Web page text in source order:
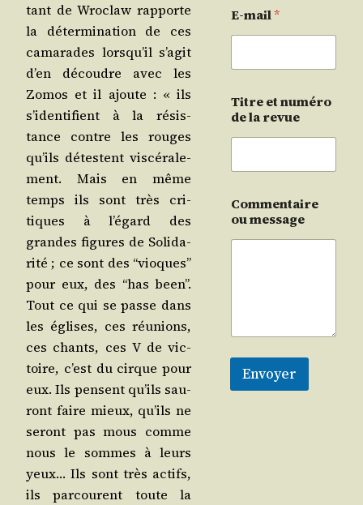
tant de Wro­claw rap­porte
la déter­mi­na­tion de ces
cama­rades lors­qu’il s’a­git
d’en découdre avec les
Zomos et il ajoute : « ils
s’i­den­ti­fient à la résis­
tance contre les rouges
qu’ils détestent vis­cé­ra­le­
ment. Mais en même
temps ils sont très cri­
tiques à l’é­gard des
grandes figures de Soli­da­
ri­té ; ce sont des “vioques”
pour eux, des “has been”.
Tout ce qui se passe dans
les églises, ces réunions,
ces chants, ces V de vic­
toire, c’est du cirque pour
eux. Ils pensent qu’ils sau­
ront faire mieux, qu’ils ne
seront pas mous comme
nous le sommes à leurs
yeux… Ils sont très actifs,
ils par­courent toute la
E-mail*
Titre et numéro
de la revue
Commentaire
ou message
Envoyer